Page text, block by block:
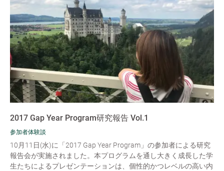
2017 Gap Year Program研究報告 Vol.1
参加者体験談
10月11日(水)に「2017 Gap Year Program」の参加者による研究
報告会が実施されました。本プログラムを通し大きく成長した学
生たちによるプレゼンテーションは、個性的かつレベルの高い内